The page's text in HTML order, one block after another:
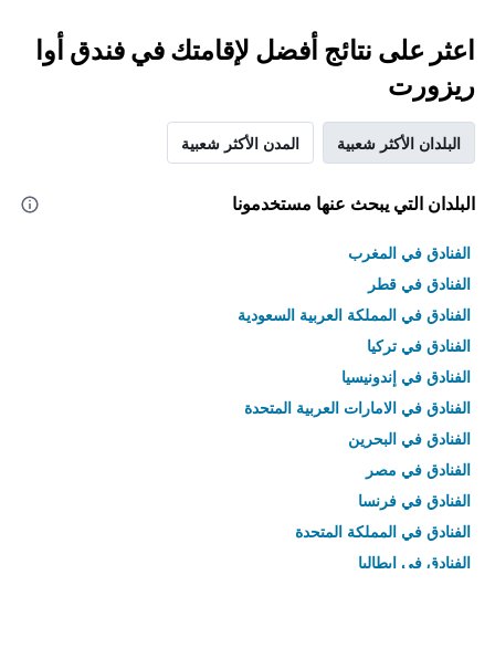
اعثر على نتائج أفضل لإقامتك في فندق أوا
ريزورت
البلدان الأكثر شعبية المدن الأكثر شعبية
البلدان التي يبحث عنها مستخدمونا
الفنادق في المغرب
الفنادق في قطر
الفنادق في المملكة العربية السعودية
الفنادق في تركيا
الفنادق في إندونيسيا
الفنادق في الامارات العربية المتحدة
الفنادق في البحرين
الفنادق في مصر
الفنادق في فرنسا
الفنادق في المملكة المتحدة
الفنادق في إيطاليا